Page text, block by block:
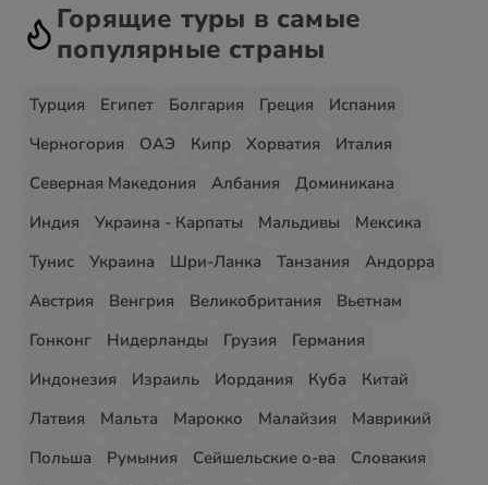
Горящие туры в самые
популярные страны
Турция Египет Болгария Греция
Испания
Черногория
ОАЭ Кипр Хорватия
Италия
Северная Македония
Албания
Доминикана
Индия
Украина - Карпаты Мальдивы
Мексика
Тунис
Украина Шри-Ланка Танзания
Андорра
Австрия
Венгрия Великобритания
Вьетнам
Гонконг
Нидерланды Грузия
Германия
Индонезия
Израиль Иордания Куба
Китай
Латвия
Мальта Марокко Малайзия
Маврикий
Польша
Румыния Сейшельские о-ва
Словакия